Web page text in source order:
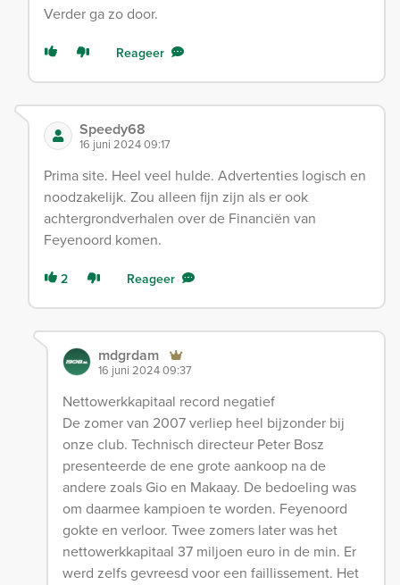
Verder ga zo door.
Reageer
Speedy68
16 juni 2024 09:17
Prima site. Heel veel hulde. Advertenties logisch en
noodzakelijk. Zou alleen fijn zijn als er ook
achtergrondverhalen over de Financiën van
Feyenoord komen.
2 Reageer
mdgrdam
16 juni 2024 09:37
Nettowerkkapitaal record negatief
De zomer van 2007 verliep heel bijzonder bij
onze club. Technisch directeur Peter Bosz
presenteerde de ene grote aankoop na de
andere zoals Gio en Makaay. De bedoeling was
om daarmee kampioen te worden. Feyenoord
gokte en verloor. Twee zomers later was het
nettowerkkapitaal 37 miljoen euro in de min. Er
werd zelfs gevreesd voor een faillissement. Het